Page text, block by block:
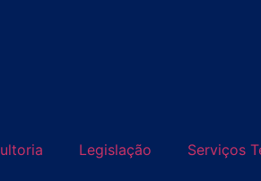
Legislação Serviços